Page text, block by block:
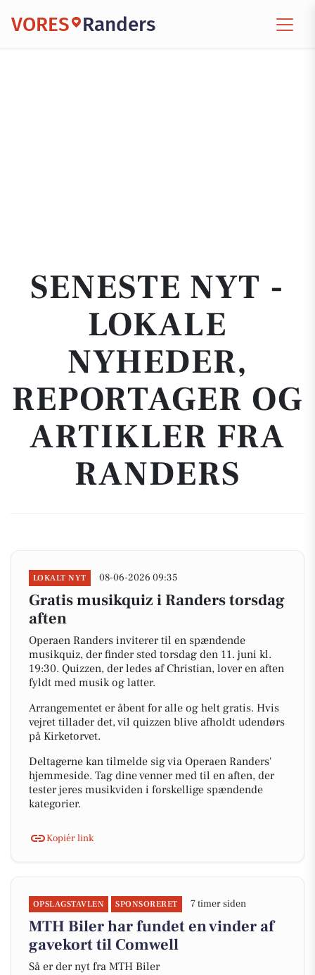
VORES Randers
SENESTE NYT -
LOKALE
NYHEDER,
REPORTAGER OG
ARTIKLER FRA
RANDERS
LOKALT NYT 08-06-2026 09:35
Gratis musikquiz i Randers torsdag
aften
Operaen Randers inviterer til en spændende
musikquiz, der finder sted torsdag den 11. juni kl.
19:30. Quizzen, der ledes af Christian, lover en aften
fyldt med musik og latter.
Arrangementet er åbent for alle og helt gratis. Hvis
vejret tillader det, vil quizzen blive afholdt udendørs
på Kirketorvet.
Deltagerne kan tilmelde sig via Operaen Randers'
hjemmeside. Tag dine venner med til en aften, der
tester jeres musikviden i forskellige spændende
kategorier.
Kopiér link
OPSLAGSTAVLEN SPONSORERET 7 timer siden
MTH Biler har fundet en vinder af
gavekort til Comwell
Så er der nyt fra MTH Biler